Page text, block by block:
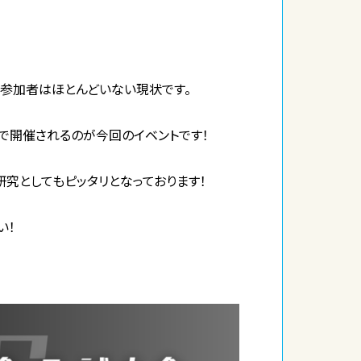
加者はほとんどいない現状です。
開催されるのが今回のイベントです！
としてもピッタリとなっております！